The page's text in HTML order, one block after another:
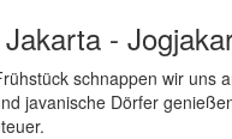
-
schnappen wir uns
javanische Dörfer